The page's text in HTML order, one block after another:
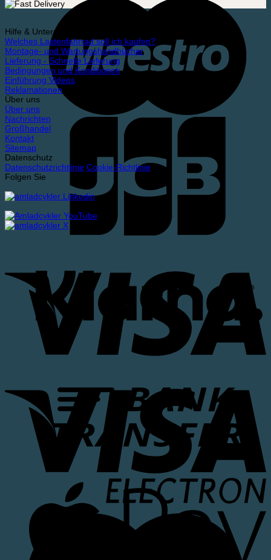
Hilfe & Unterstützung
Welches Lastenfahrrad soll ich kaufen?
Montage- und Wartungshandbücher
Lieferung - Schnelle Lieferung
Bedingungen und Konditionen
Einführung Videos
Reklamationen
Über uns
Über uns
Nachrichten
Großhandel
Kontakt
Sitemap
Datenschutz
Datenschutzrichtlinie Cookie-Richtlinie
Folgen Sie